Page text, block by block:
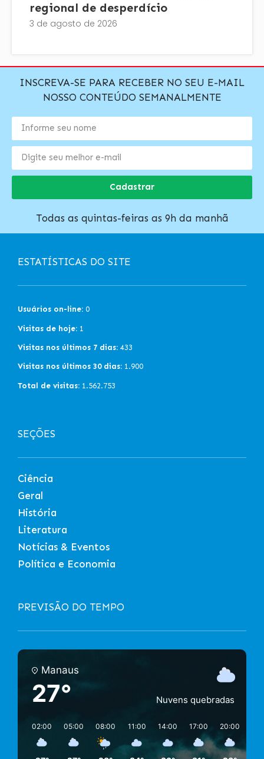
regional de desperdício
3 de agosto de 2026
INSCREVA-SE PARA RECEBER NO SEU E-MAIL
NOSSO CONTEÚDO SEMANALMENTE
Cadastrar
Todas as quintas-feiras as 9h da manhã
ESTATÍSTICAS DO SITE
Usuários on-line: 0
Visitas de hoje: 1
Visitas nos últimos 7 dias: 433
Visitas nos últimos 30 dias: 1.900
Total de visitas: 1.562.753
SEÇÕES
Ciência
Geral
História
Literatura
Notícias & Eventos
Política e Economia
PREVISÃO DO TEMPO
Manaus
27° Nuvens quebradas
02:00 05:00 08:00 11:00 14:00 17:00 20:00